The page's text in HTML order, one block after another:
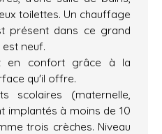
toilettes. Un chauffage
présent dans ce grand
neuf.
en confort grâce à la
qu'il offre.
scolaires (maternelle,
implantés à moins de 10
trois crèches. Niveau